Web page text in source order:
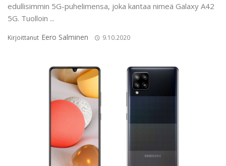
edullisimmin 5G-puhelimensa, joka kantaa nimeä Galaxy A42
5G. Tuolloin ...
Kirjoittanut Eero Salminen 9.10.2020